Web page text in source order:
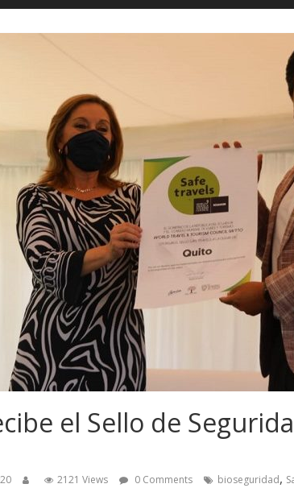
el Sello de
2121 Views 0 Comments bioseguridad,